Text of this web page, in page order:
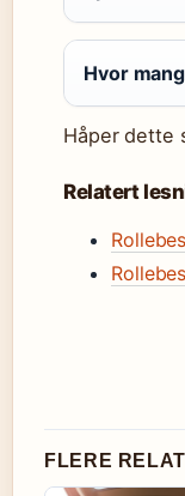
Hvor
Håper dette
Relatert
FLERE